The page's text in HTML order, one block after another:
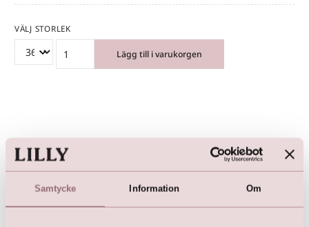
Samtycke Information Om
VÄLJ STORLEK
Lägg till i varukorgen
Här är favoriterna